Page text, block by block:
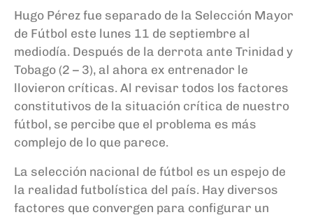
Hugo Pérez fue separado de la Selección Mayor
de Fútbol este lunes 11 de septiembre al
mediodía. Después de la derrota ante Trinidad y
Tobago (2 – 3), al ahora ex entrenador le
llovieron críticas. Al revisar todos los factores
constitutivos de la situación crítica de nuestro
fútbol, se percibe que el problema es más
complejo de lo que parece.
La selección nacional de fútbol es un espejo de
la realidad futbolística del país. Hay diversos
factores que convergen para configurar un